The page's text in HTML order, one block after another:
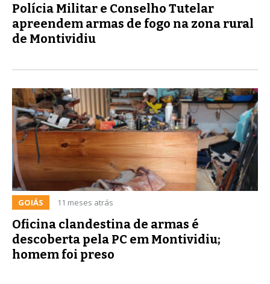
Polícia Militar e Conselho Tutelar
apreendem armas de fogo na zona rural
de Montividiu
GOIÁS 11 meses atrás
Oficina clandestina de armas é
descoberta pela PC em Montividiu;
homem foi preso